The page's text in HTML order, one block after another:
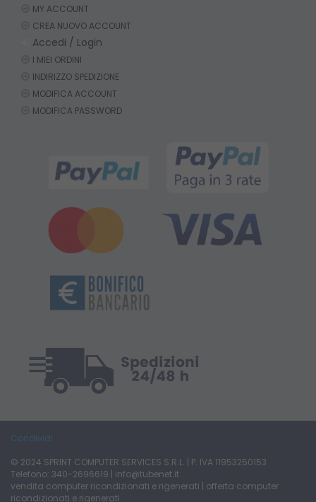
MY ACCOUNT
CREA NUOVO ACCOUNT
Accedi / Login
I MIEI ORDINI
INDIRIZZO SPEDIZIONE
MODIFICA ACCOUNT
MODIFICA PASSWORD
Condividi
© 2024 SPRINT COMPUTER SERVICES S.R.L. | P. IVA 11953250153
Telefono: 340-2696619 | info@tubenet.it
vendita computer ricondizionati e rigenerati
offerta computer
ricondizionati e rigenerati